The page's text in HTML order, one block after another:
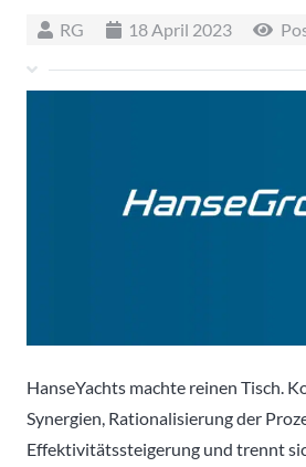
RG 18 April 2023
HanseYachts machte reinen Tisch.
Synergien, Rationalisierung der
Effektivitätssteigerung und trennt